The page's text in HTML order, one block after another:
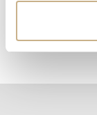
skön förening
Marimekko och